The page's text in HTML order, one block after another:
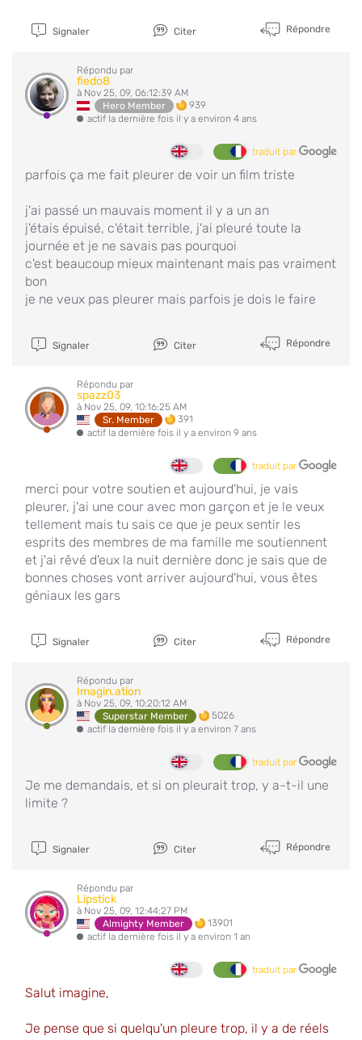
Signaler Citer Répondre
Répondu par
fiedo8
à Nov 25, 09, 06:12:39 AM
Hero Member
939
actif la dernière fois il y a environ 4 ans
traduit par
parfois ça me fait pleurer de voir un film triste
j'ai passé un mauvais moment il y a un an
j'étais épuisé, c'était terrible, j'ai pleuré toute la
journée et je ne savais pas pourquoi
c'est beaucoup mieux maintenant mais pas vraiment
bon
je ne veux pas pleurer mais parfois je dois le faire
Signaler Citer Répondre
Répondu par
spazz03
à Nov 25, 09, 10:16:25 AM
Sr. Member
391
actif la dernière fois il y a environ 9 ans
traduit par
merci pour votre soutien et aujourd'hui, je vais
pleurer, j'ai une cour avec mon garçon et je le veux
tellement mais tu sais ce que je peux sentir les
esprits des membres de ma famille me soutiennent
et j'ai rêvé d'eux la nuit dernière donc je sais que de
bonnes choses vont arriver aujourd'hui, vous êtes
géniaux les gars
Signaler Citer Répondre
Répondu par
Imagin.ation
à Nov 25, 09, 10:20:12 AM
Superstar Member
5026
actif la dernière fois il y a environ 7 ans
traduit par
Je me demandais, et si on pleurait trop, y a-t-il une
limite ?
Signaler Citer Répondre
Répondu par
Lipstick
à Nov 25, 09, 12:44:27 PM
Almighty Member
13901
actif la dernière fois il y a environ 1 an
traduit par
Salut imagine,
Je pense que si quelqu'un pleure trop, il y a de réels